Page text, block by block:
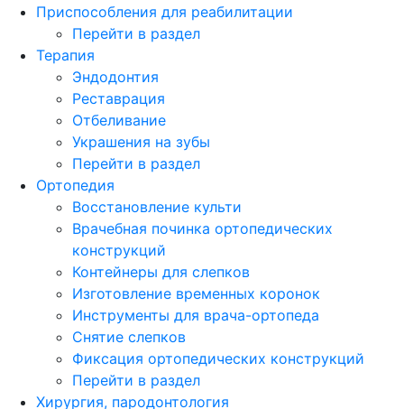
Приспособления для реабилитации
Перейти в раздел
Терапия
Эндодонтия
Реставрация
Отбеливание
Украшения на зубы
Перейти в раздел
Ортопедия
Восстановление культи
Врачебная починка ортопедических
конструкций
Контейнеры для слепков
Изготовление временных коронок
Инструменты для врача-ортопеда
Снятие слепков
Фиксация ортопедических конструкций
Перейти в раздел
Хирургия, пародонтология